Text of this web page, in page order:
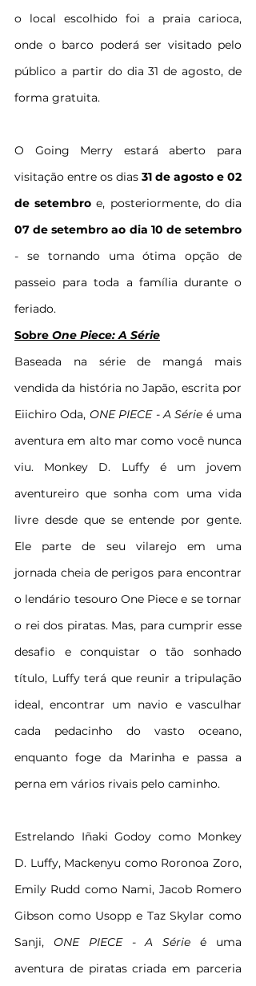
o local escolhido foi a praia carioca,
onde o barco poderá ser visitado pelo
público a partir do dia 31 de agosto, de
forma gratuita.
O Going Merry estará aberto para
visitação entre os dias 31 de agosto e 02
de setembro
- se tornando uma ótima opção de
passeio para toda a família durante o
feriado.
Sobre One Piece: A Série
Baseada na série de mangá mais
vendida da história no Japão, escrita por
Eiichiro Oda, ONE PIECE - A Série é uma
aventura em alto mar como você nunca
viu. Monkey D. Luffy é um jovem
aventureiro que sonha com uma vida
livre desde que se entende por gente.
Ele parte de seu vilarejo em uma
jornada cheia de perigos para encontrar
o lendário tesouro One Piece e se tornar
o rei dos piratas. Mas, para cumprir esse
desafio e conquistar o tão sonhado
título, Luffy terá que reunir a tripulação
ideal, encontrar um navio e vasculhar
cada pedacinho do vasto oceano,
enquanto foge da Marinha e passa a
perna em vários rivais pelo caminho.
Estrelando Iñaki Godoy como Monkey
D. Luffy, Mackenyu como Roronoa Zoro,
Emily Rudd como Nami, Jacob Romero
Gibson como Usopp e Taz Skylar como
Sanji, ONE PIECE - A Série é uma
aventura de piratas criada em parceria